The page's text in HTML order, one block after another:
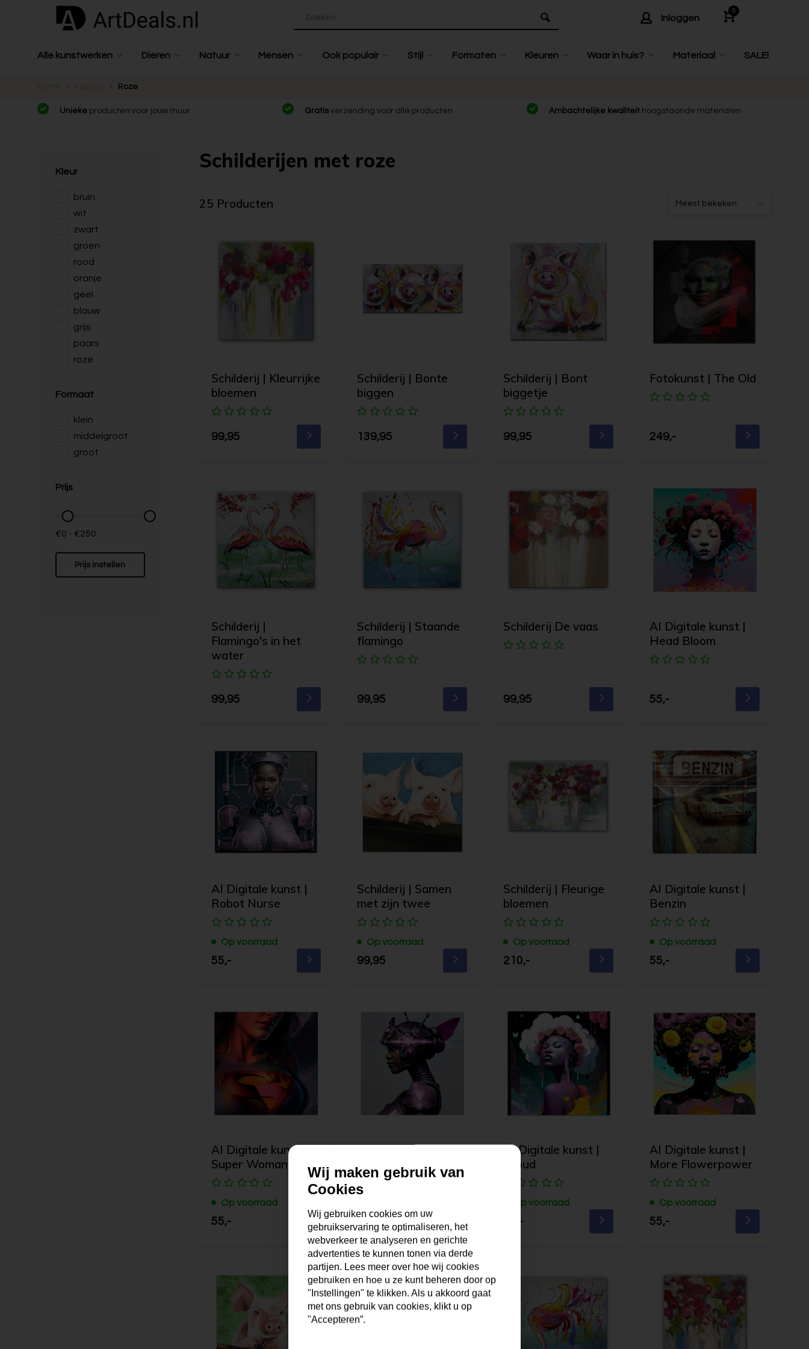
Inloggen
0
Alle kunstwerken Dieren Natuur Mensen Ook populair Stijl Formaten Kleuren Waar in huis? Materiaal SALE!
Roze
Unieke producten voor jouw muur Gratisverzending voor alle producten Ambachtelijke kwaliteit hoogstaande materialen
Kleur
bruin
wit
zwart
groen
rood
oranje
geel
blauw
grijs
paars
roze
Formaat
klein
middelgroot
groot
Prijs
€0 - €250
Prijs instellen
Schilderijen met roze
25 Producten
Schilderij | Kleurrijke
bloemen
99,95
Schilderij | Bonte
biggen
139,95
Schilderij | Bont
biggetje
99,95
Fotokunst | The Old
249,-
Schilderij |
Flamingo's in het
water
99,95
Schilderij | Staande
flamingo
99,95
Schilderij De vaas
99,95
AI Digitale kunst |
Head Bloom
55,-
AI Digitale kunst |
Robot Nurse
Op voorraad
55,-
Schilderij | Samen
met zijn twee
Op voorraad
99,95
Schilderij | Fleurige
bloemen
Op voorraad
210,-
AI Digitale kunst |
Benzin
Op voorraad
55,-
AI Digitale kunst |
Super Woman
Op voorraad
55,-
AI Digitale kunst |
Robot woman
55,-
AI Digitale kunst |
Proud
Op voorraad
55,-
AI Digitale kunst |
More Flowerpower
Op voorraad
55,-
Wij maken gebruik van
Cookies
Wij gebruiken cookies om uw
gebruikservaring te optimaliseren, het
webverkeer te analyseren en gerichte
advertenties te kunnen tonen via derde
partijen. Lees meer over hoe wij cookies
gebruiken en hoe u ze kunt beheren door op
"Instellingen" te klikken. Als u akkoord gaat
met ons gebruik van cookies, klikt u op
"Accepteren”.